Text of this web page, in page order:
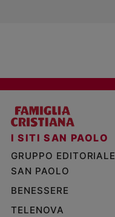
I SITI SAN PAOLO
GRUPPO EDITORIALE
SAN PAOLO
BENESSERE
TELENOVA